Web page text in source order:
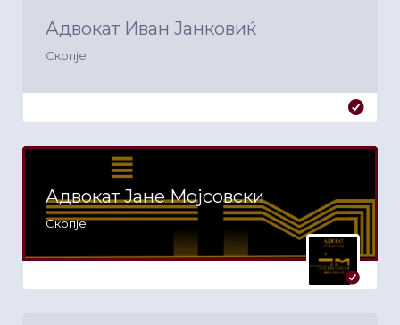
Адвокат Иван Јанковиќ
Скопје
Адвокат Јане Мојсовски
Скопје